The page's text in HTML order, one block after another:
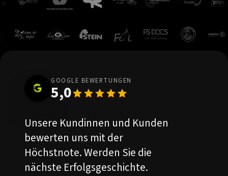
GOOGLE BEWERTUNGEN
5,0
Unsere Kundinnen und Kunden
bewerten uns mit der
Höchstnote. Werden Sie die
nächste Erfolgsgeschichte.